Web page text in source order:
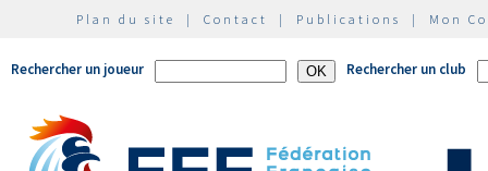
Plan du site | Contact | Publications | Mon
Rechercher un joueur Rechercher un club